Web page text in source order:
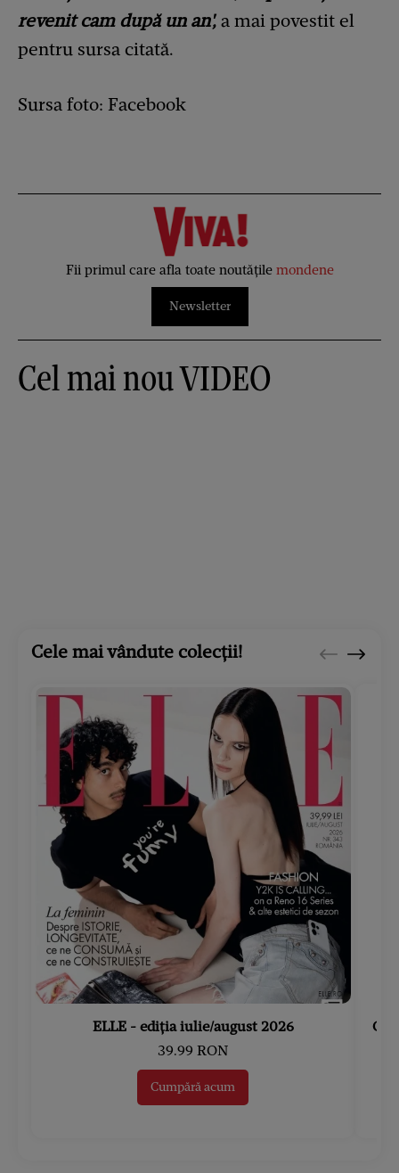
revenit cam după un an', a mai povestit el
pentru sursa citată.
Sursa foto: Facebook
Fii primul care afla toate noutățile mondene
Newsletter
Cel mai nou VIDEO
Cele mai vândute colecții!
ELLE - ediția iulie/august 2026
39.99 RON
Cumpără acum